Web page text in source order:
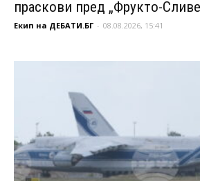
праскови пред „Фрукто-
Екип на ДЕБАТИ.БГ - 08.08.2026, 15:41